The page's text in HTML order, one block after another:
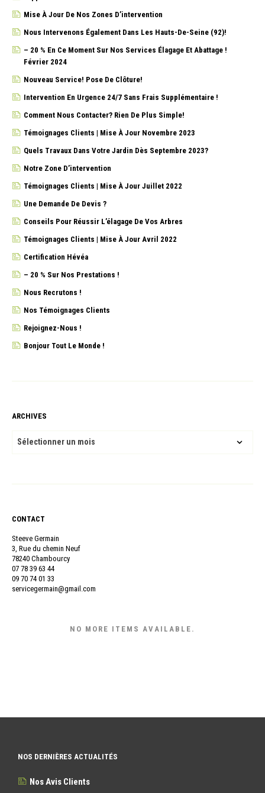
Mise À Jour De Nos Zones D’intervention
Nous Intervenons Également Dans Les Hauts-De-Seine (92)!
– 20 % En Ce Moment Sur Nos Services Élagage Et Abattage !
Février 2024
Nouveau Service! Pose De Clôture!
Intervention En Urgence 24/7 Sans Frais Supplémentaire !
Comment Nous Contacter? Rien De Plus Simple!
Témoignages Clients | Mise À Jour Novembre 2023
Quels Travaux Dans Votre Jardin Dès Septembre 2023?
Notre Zone D’intervention
Témoignages Clients | Mise À Jour Juillet 2022
Une Demande De Devis ?
Conseils Pour Réussir L’élagage De Vos Arbres
Témoignages Clients | Mise À Jour Avril 2022
Certification Hévéa
– 20 % Sur Nos Prestations !
Nous Recrutons !
Nos Témoignages Clients
Rejoignez-Nous !
Bonjour Tout Le Monde !
ARCHIVES
ARCHIVES
CONTACT
Steeve Germain
3, Rue du chemin Neuf
78240 Chambourcy
07 78 39 63 44
09 70 74 01 33
servicegermain@gmail.com
NO MORE ITEMS AVAILABLE.
NOS DERNIÈRES ACTUALITÉS
Nos Avis Clients